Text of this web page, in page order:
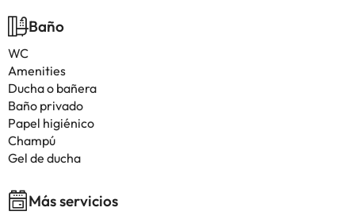
Baño
WC
Amenities
Ducha o bañera
Baño privado
Papel higiénico
Champú
Gel de ducha
Más servicios